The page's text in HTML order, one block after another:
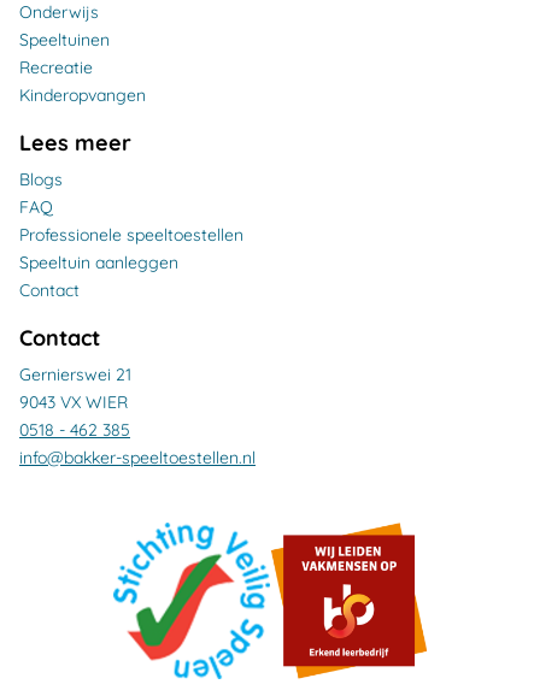
Onderwijs
Speeltuinen
Recreatie
Kinderopvangen
Lees meer
Blogs
FAQ
Professionele speeltoestellen
Speeltuin aanleggen
Contact
Contact
Gernierswei 21
9043 VX WIER
0518 - 462 385
info@bakker-speeltoestellen.nl